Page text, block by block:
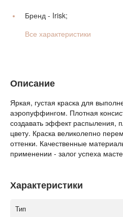
Бренд - Irisk;
Все характеристики
Описание
Яркая, густая краска для
аэропуффингом. Плотная
создавать эффект распыления,
цвету. Краска великолепно
оттенки. Качественные
применении - залог успеха
Характеристики
Тип